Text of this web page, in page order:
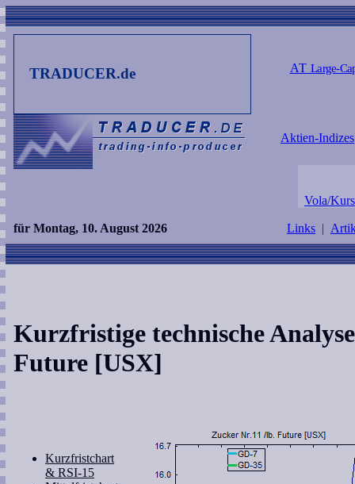
TRADUCER.de AT Large-
Aktien-Indizes
Vola/
für Montag, 10. August 2026 Links |
Kurzfristige technische
Future [USX]
Kurzfristchart
& RSI-15